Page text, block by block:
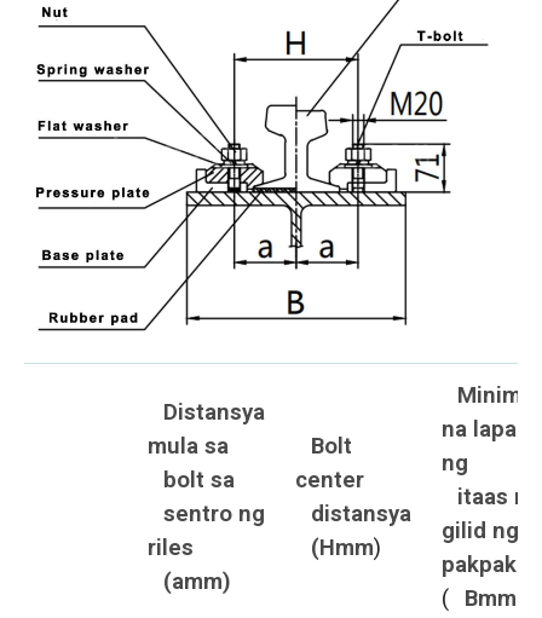
Distansya
mula sa
bolt sa
sentro ng
riles
(amm)
Bolt
center
distansya
(Hmm)
na lapad
ng
itaas na
gilid ng
pakpak
( Bmm）